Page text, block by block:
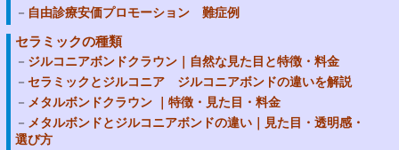
自由診療安価プロモーション 難症例
セラミックの種類
ジルコニアボンドクラウン｜自然な見た目と特徴・料金
セラミックとジルコニア ジルコニアボンドの違いを解説
メタルボンドクラウン ｜特徴・見た目・料金
メタルボンドとジルコニアボンドの違い｜見た目・透明感・
選び方